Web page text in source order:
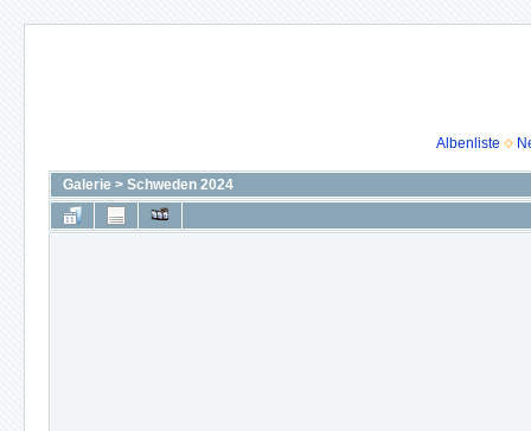
Albenliste
Galerie > Schweden 2024